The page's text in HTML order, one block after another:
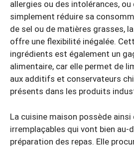
allergies ou des intolérances, ou
simplement réduire sa
de sel ou de matières grasses,
offre une flexibilité inégalée.
ingrédients est également un
alimentaire, car elle permet de
aux additifs et conservateurs
présents dans les produits
La cuisine maison possède
irremplaçables qui vont bien au-
préparation des repas. Elle